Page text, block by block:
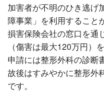
加害者が不明のひき逃げ
障事業」を利用すること
損害保険会社の窓口を通
（傷害は最大120万円）
申請には整形外科の診断
故後はすみやかに整形外
です。